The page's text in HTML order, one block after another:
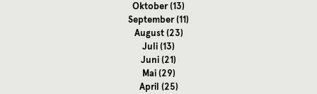
Oktober(13)
September(11)
August(23)
Juli(13)
Juni(21)
Mai(29)
April (25)